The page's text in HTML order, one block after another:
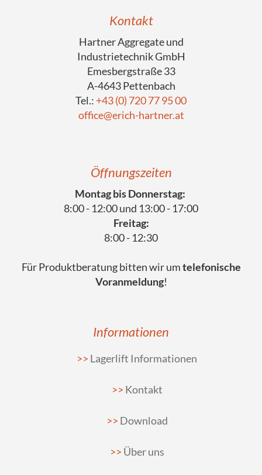
Kontakt
Hartner Aggregate und
Industrietechnik GmbH
Emesbergstraße 33
A-4643 Pettenbach
Tel.: +43 (0) 720 77 95 00
office@erich-hartner.at
Öffnungszeiten
Montag bis Donnerstag:
8:00 - 12:00 und 13:00 - 17:00
Freitag:
8:00 - 12:30
Für Produktberatung bitten wir umtelefonische
Voranmeldung!
Informationen
Lagerlift Informationen
Kontakt
Download
Über uns